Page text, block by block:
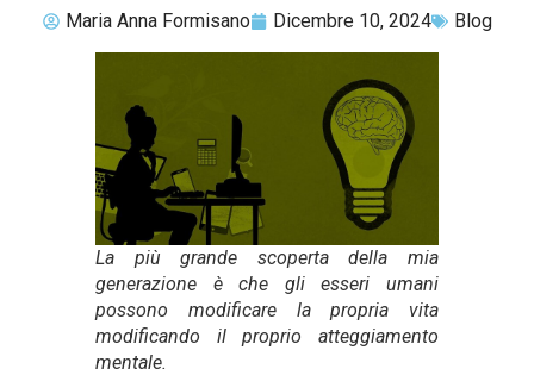
Maria Anna Formisano Dicembre 10, 2024 Blog
La più grande scoperta della mia
generazione è che gli esseri umani
possono modificare la propria vita
modificando il proprio atteggiamento
mentale.